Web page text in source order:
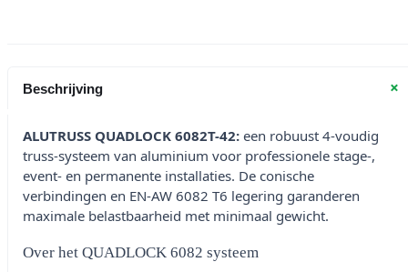
Beschrijving +
ALUTRUSS QUADLOCK 6082T-42: een robuust 4-voudig
truss-systeem van aluminium voor professionele stage-,
event- en permanente installaties. De conische
verbindingen en EN-AW 6082 T6 legering garanderen
maximale belastbaarheid met minimaal gewicht.
Over het QUADLOCK 6082 systeem